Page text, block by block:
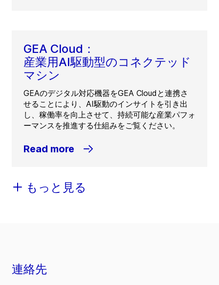
GEA Cloud：
産業用AI駆動型のコネクテッド
マシン
GEAのデジタル対応機器をGEA Cloudと連携さ
せることにより、AI駆動のインサイトを引き出
し、稼働率を向上させて、持続可能な産業パフォ
ーマンスを推進する仕組みをご覧ください。
Read more
もっと見る
連絡先